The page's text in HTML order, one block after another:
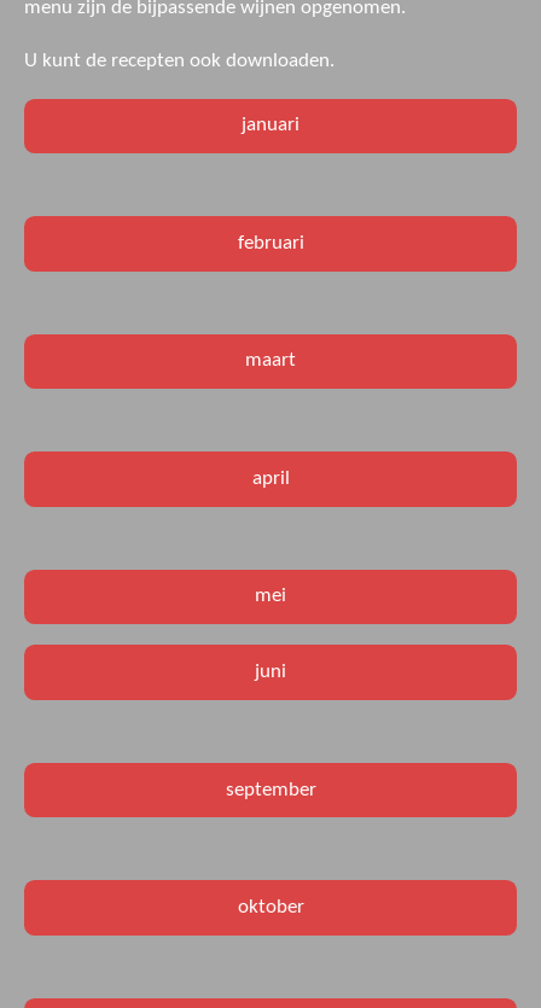
menu zijn de bijpassende wijnen opgenomen.
U kunt de recepten ook downloaden.
januari
februari
maart
april
mei
juni
september
oktober